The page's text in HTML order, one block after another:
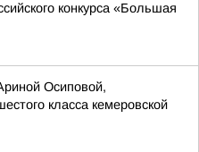
конкурса «Большая
Осиповой,
класса кемеровской